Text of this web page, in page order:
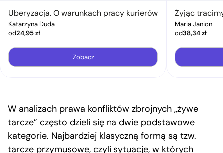
Uberyzacja. O warunkach pracy kurierów
Katarzyna Duda
od24,95zł
Zobacz
Żyjąc
Maria Janion
od38,34zł
W analizach prawa konfliktów zbrojnych „żywe
tarcze” często dzieli się na dwie podstawowe
kategorie. Najbardziej klasyczną formą są tzw.
tarcze przymusowe, czyli sytuacje, w których